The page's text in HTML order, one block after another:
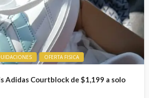
OFERTA FISICA
Adidas Courtblock de $1,199 a solo